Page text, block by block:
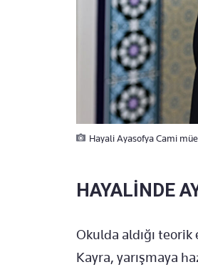
Hayali Ayasofya Cami
HAYALİNDE
Okulda aldığı
Kayra, yarışmaya